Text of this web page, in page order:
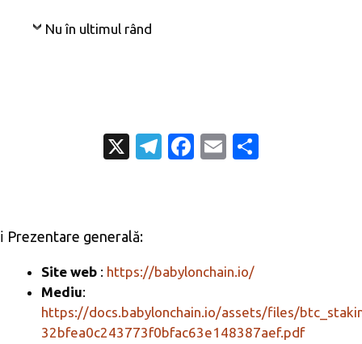
Nu în ultimul rând
X
T
m
Fa
o
k
E
ℹ️ Prezentare generală:
Site web : https://babylonchain.io/
Mediu:
https://docs.babylonchain.io/assets/files/
32bfea0c243773f0bfac63e148387aef.pdf